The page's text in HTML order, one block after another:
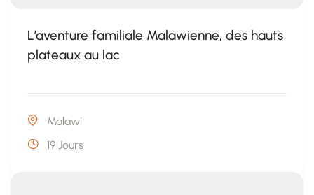
L’aventure familiale Malawienne, des hauts
plateaux au lac
Malawi
19 Jours